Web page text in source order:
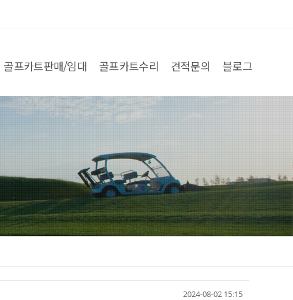
골프카트판매/임대 골프카트수리 견적문의 블로그
2024-08-02 15:15